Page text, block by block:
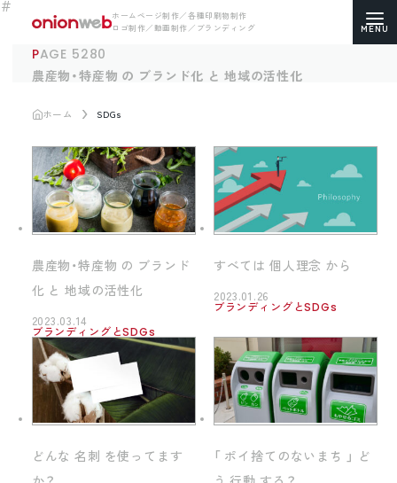
ホームページ制作／各種印刷物制作
ロゴ制作／動画制作／ブランディング
コーポレートサイト
ECサイト（通販）制作
求人・採用サイト制作
各種印刷物デザイン
ロゴマーク制作
ブランディング
PAGE 5280
農産物・特産物 の ブランド化 と 地域の活性化
ホーム SDGs
農産物・特産物 の ブランド
化 と 地域の活性化
2023.03.14
ブランディングとSDGs
すべては 個人理念 から
2023.01.26
ブランディングとSDGs
どんな 名刺 を使ってます
「 ポイ捨てのないまち 」 ど